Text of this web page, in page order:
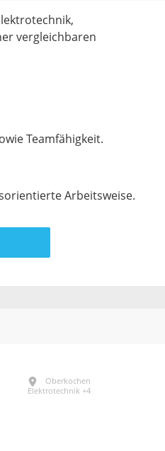
vergleichbaren
Teamfähigkeit.
Arbeitsweise.
Oberkochen
Elektrotechnik +4